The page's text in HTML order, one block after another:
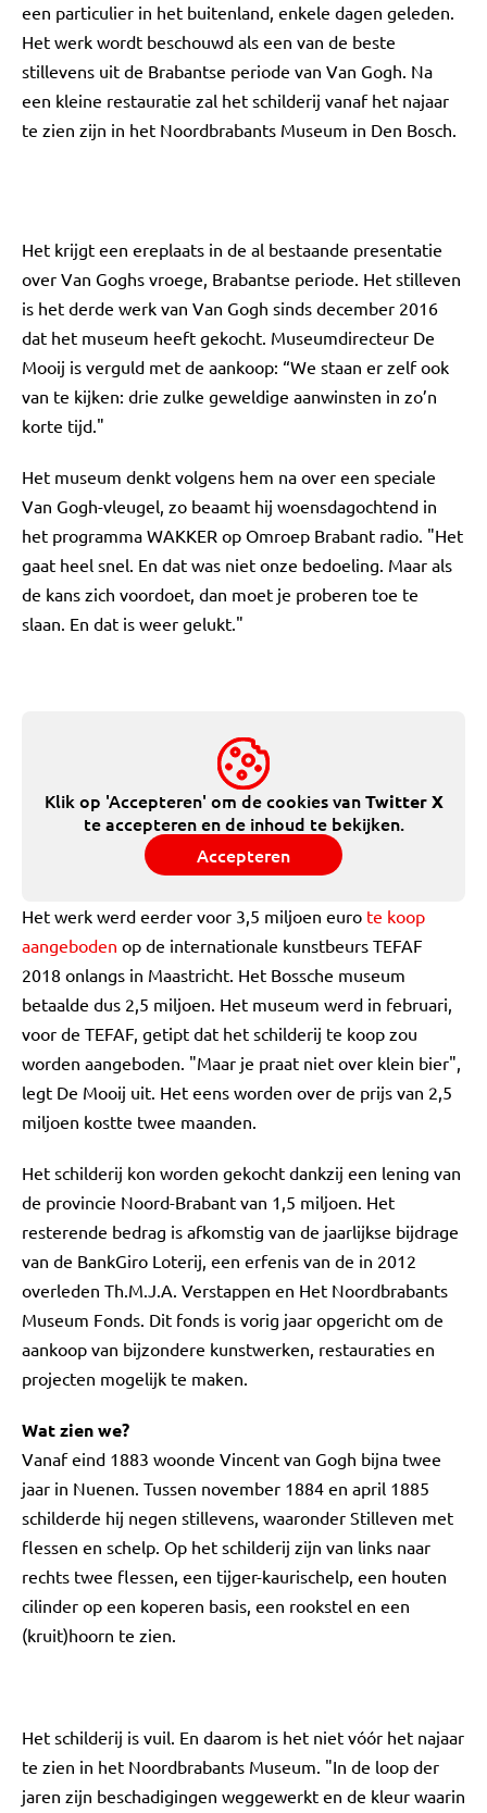
een particulier in het buitenland, enkele dagen geleden.
Het werk wordt beschouwd als een van de beste
stillevens uit de Brabantse periode van Van Gogh. Na
een kleine restauratie zal het schilderij vanaf het najaar
te zien zijn in het Noordbrabants Museum in Den Bosch.
Het krijgt een ereplaats in de al bestaande presentatie
over Van Goghs vroege, Brabantse periode. Het stilleven
is het derde werk van Van Gogh sinds december 2016
dat het museum heeft gekocht. Museumdirecteur De
Mooij is verguld met de aankoop: “We staan er zelf ook
van te kijken: drie zulke geweldige aanwinsten in zo’n
korte tijd."
Het museum denkt volgens hem na over een speciale
Van Gogh-vleugel, zo beaamt hij woensdagochtend in
het programma WAKKER op Omroep Brabant radio. "Het
gaat heel snel. En dat was niet onze bedoeling. Maar als
de kans zich voordoet, dan moet je proberen toe te
slaan. En dat is weer gelukt."
Klik op 'Accepteren' om de cookies vanTwitter X
te accepteren en de inhoud te bekijken.
Accepteren
Het werk werd eerder voor 3,5 miljoen euro te koop
aangeboden op de internationale kunstbeurs TEFAF
2018 onlangs in Maastricht. Het Bossche museum
betaalde dus 2,5 miljoen. Het museum werd in februari,
voor de TEFAF, getipt dat het schilderij te koop zou
worden aangeboden. "Maar je praat niet over klein bier",
legt De Mooij uit. Het eens worden over de prijs van 2,5
miljoen kostte twee maanden.
Het schilderij kon worden gekocht dankzij een lening van
de provincie Noord-Brabant van 1,5 miljoen. Het
resterende bedrag is afkomstig van de jaarlijkse bijdrage
van de BankGiro Loterij, een erfenis van de in 2012
overleden Th.M.J.A. Verstappen en Het Noordbrabants
Museum Fonds. Dit fonds is vorig jaar opgericht om de
aankoop van bijzondere kunstwerken, restauraties en
projecten mogelijk te maken.
Wat zien we?
Vanaf eind 1883 woonde Vincent van Gogh bijna twee
jaar in Nuenen. Tussen november 1884 en april 1885
schilderde hij negen stillevens, waaronder Stilleven met
flessen en schelp. Op het schilderij zijn van links naar
rechts twee flessen, een tijger-kaurischelp, een houten
cilinder op een koperen basis, een rookstel en een
(kruit)hoorn te zien.
Het schilderij is vuil. En daarom is het niet vóór het najaar
te zien in het Noordbrabants Museum. "In de loop der
jaren zijn beschadigingen weggewerkt en de kleur waarin